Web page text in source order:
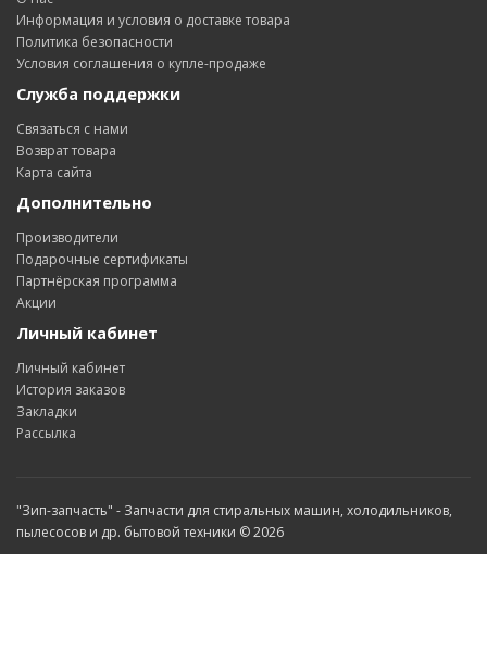
Информация и условия о доставке товара
Политика безопасности
Условия соглашения о купле-продаже
Служба поддержки
Связаться с нами
Возврат товара
Карта сайта
Дополнительно
Производители
Подарочные сертификаты
Партнёрская программа
Акции
Личный кабинет
Личный кабинет
История заказов
Закладки
Рассылка
"Зип-запчасть" - Запчасти для стиральных машин, холодильников,
пылесосов и др. бытовой техники © 2026